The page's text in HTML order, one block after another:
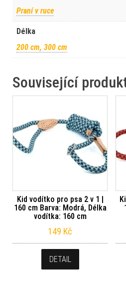
Praní v ruce
Délka
200 cm, 300 cm
Související
Kid vodítko pro psa 2 v 1 |
160 cm Barva: Modrá, Délka
vodítka: 160 cm
149 Kč
DETAIL